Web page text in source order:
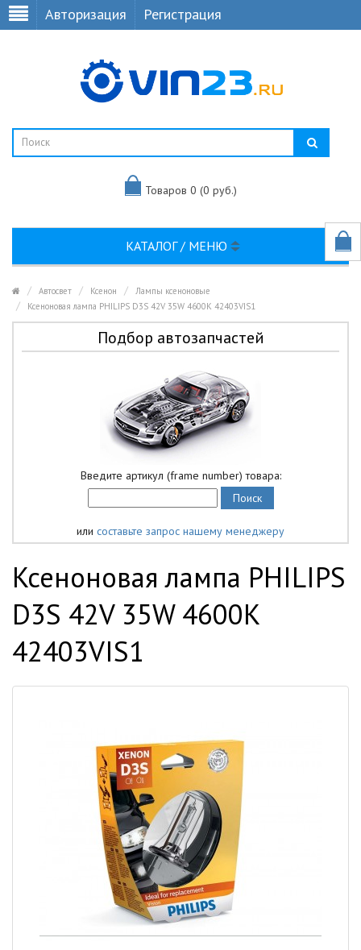
Авторизация Регистрация
Товаров 0 (0 руб.)
КАТАЛОГ / МЕНЮ
Автосвет Ксенон
Лампы ксеноновые
Ксеноновая лампа PHILIPS D3S 42V 35W 4600K 42403VIS1
Подбор автозапчастей
Введите артикул (frame number) товара:
или составьте запрос нашему менеджеру
Ксеноновая лампа PHILIPS
D3S 42V 35W 4600K
42403VIS1